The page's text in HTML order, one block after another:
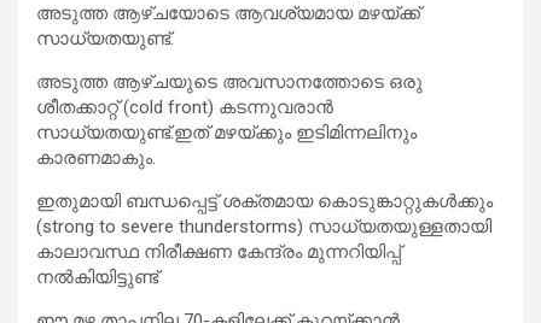
അടുത്ത ആഴ്ചയോടെ ആവശ്യമായ മഴയ്ക്ക്
സാധ്യതയുണ്ട്.
അടുത്ത ആഴ്ചയുടെ അവസാനത്തോടെ ഒരു
ശീതക്കാറ്റ് (cold front) കടന്നുവരാൻ
സാധ്യതയുണ്ട്.ഇത് മഴയ്ക്കും ഇടിമിന്നലിനും
കാരണമാകും.
ഇതുമായി ബന്ധപ്പെട്ട് ശക്തമായ കൊടുങ്കാറ്റുകൾക്കും
(strong to severe thunderstorms) സാധ്യതയുള്ളതായി
കാലാവസ്ഥ നിരീക്ഷണ കേന്ദ്രം മുന്നറിയിപ്പ്
നൽകിയിട്ടുണ്ട്